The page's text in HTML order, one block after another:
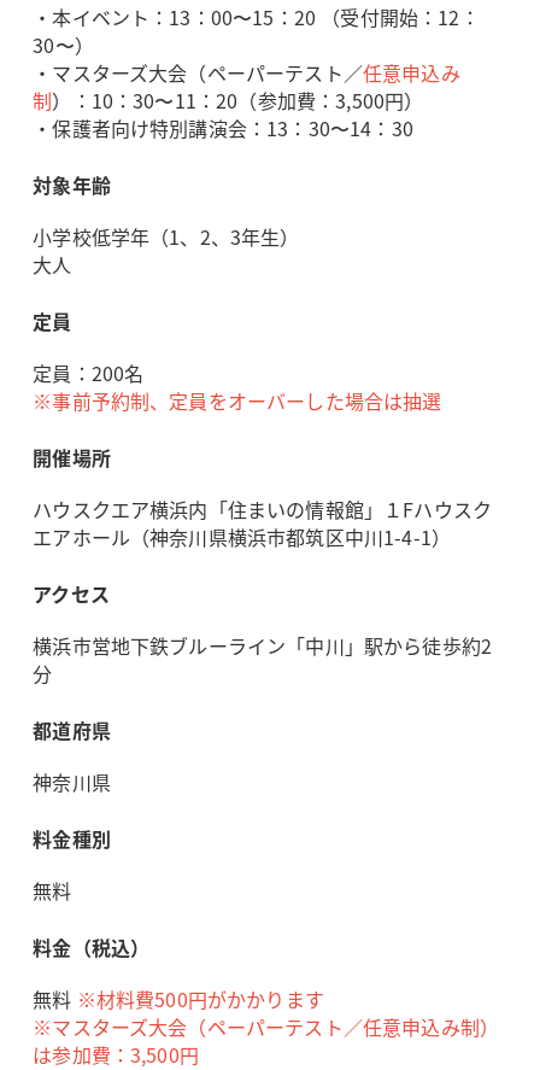
・本イベント： 13：00〜15：20 （受付開始：12：
30〜）
・マスターズ大会（ペーパーテスト ／任意申込み
制）：10：30〜11：20 （参加費：3,500円）
・保護者向け特別講演会：13：30〜14：30
対象年齢
小学校低学年（1、2、3年生）
大人
定員
定員：200名
※事前予約制、定員をオーバーした場合は抽選
開催場所
ハウスクエア横浜内「住まいの情報館」１Fハウスク
エアホール（神奈川県横浜市都筑区中川1-4-1）
アクセス
横浜市営地下鉄ブルーライン「中川」駅から徒歩約2
分
都道府県
神奈川県
料金種別
無料
料金（税込）
無料 ※材料費500円がかかります
※マスターズ大会（ペーパーテスト／任意申込み制）
は参加費：3,500円